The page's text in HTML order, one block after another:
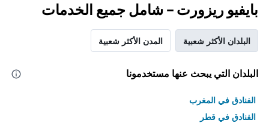
بايفيو ريزورت – شامل جميع الخدمات
البلدان الأكثر شعبية المدن الأكثر شعبية
البلدان التي يبحث عنها مستخدمونا
الفنادق في المغرب
الفنادق في قطر